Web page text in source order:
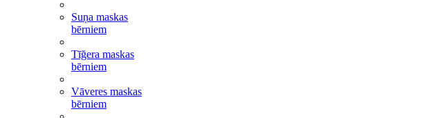
Suņa maskas
bērniem
Tīğera maskas
bērniem
Vāveres maskas
bērniem